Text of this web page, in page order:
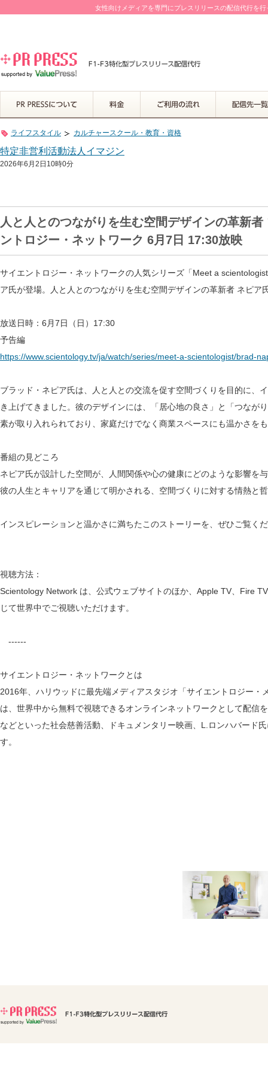
女性向けメディアを専門にプレスリリースの配信代行を
ライフスタイル カルチャースクール・教育・資格
特定非営利活動法人イマジン
2026年6月2日10時0分
人と人とのつながりを生む空間デザインの革新
ントロジー・ネットワーク 6月7日 17:30放映
サイエントロジー・ネットワークの人気シリーズ「Meet a
ア氏が登場。人と人とのつながりを生む空間デザインの革新者 ネピア
放送日時：6月7日（日）17:30
予告編
https://www.scientology.tv/ja/watch/series/meet-a-scientologist/brad-
ブラッド・ネピア氏は、人と人との交流を促す空間づくりを目的に、
き上げてきました。彼のデザインには、「居心地の良さ」と「つなが
素が取り入れられており、家庭だけでなく商業スペースにも温かさを
番組の見どころ
ネピア氏が設計した空間が、人間関係や心の健康にどのような影響を
彼の人生とキャリアを通じて明かされる、空間づくりに対する情熱と
インスピレーションと温かさに満ちたこのストーリーを、ぜひご覧く
視聴方法：
Scientology Network は、公式ウェブサイトのほか、Apple TV、Fire
じて世界中でご視聴いただけます。
------
サイエントロジー・ネットワークとは
2016年、ハリウッドに最先端メディアスタジオ「サイエントロジー
は、世界中から無料で視聴できるオンラインネットワークとして配信
などといった社会慈善活動、ドキュメンタリー映画、L.ロンハバード
す。